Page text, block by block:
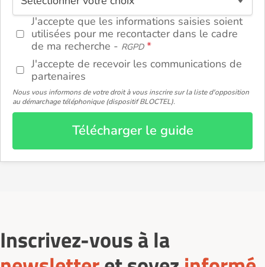
J'accepte que les informations saisies soient
utilisées pour me recontacter dans le cadre
de ma recherche - RGPD
J'accepte de recevoir les communications de
partenaires
Nous vous informons de votre droit à vous inscrire sur la liste d'opposition
au démarchage téléphonique (dispositif BLOCTEL).
Télécharger le guide
Inscrivez-vous à la